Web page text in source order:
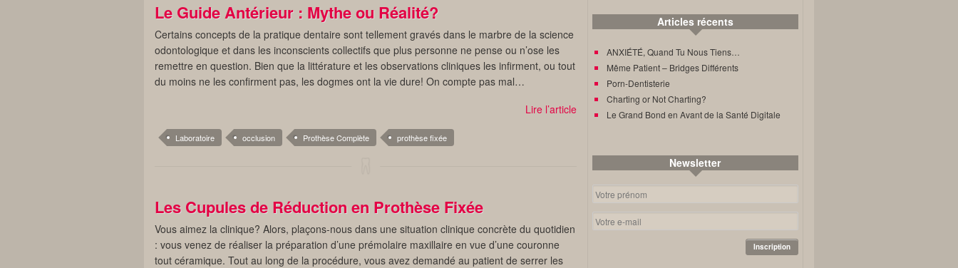
Le Guide Antérieur : Mythe ou Réalité?
Certains concepts de la pratique dentaire sont tellement gravés dans le marbre de la science
odontologique et dans les inconscients collectifs que plus personne ne pense ou n’ose les
remettre en question. Bien que la littérature et les observations cliniques les infirment, ou tout
du moins ne les confirment pas, les dogmes ont la vie dure! On compte pas mal…
Lire l’article
Laboratoire occlusion Prothèse Complète prothèse fixée
Les Cupules de Réduction en Prothèse Fixée
Vous aimez la clinique? Alors, plaçons-nous dans une situation clinique concrète du quotidien
: vous venez de réaliser la préparation d’une prémolaire maxillaire en vue d’une couronne
tout céramique. Tout au long de la procédure, vous avez demandé au patient de serrer les
Articles récents
ANXIÉTÉ, Quand Tu Nous Tiens…
Même Patient – Bridges Différents
Porn-Dentisterie
Charting or Not Charting?
Le Grand Bond en Avant de la Santé Digitale
Newsletter